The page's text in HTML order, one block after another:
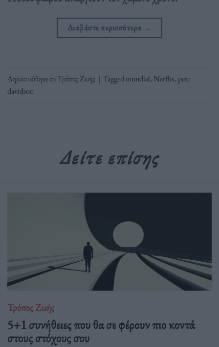
Διαβάστε περισσότερα →
Δημοσιεύθηκε σεΤρόπος Ζωής | Taggedmundial, Netflix, pete
davidson
Δείτε επίσης
Τρόπος Ζωής
5+1 συνήθειες που θα σε φέρουν πιο κοντά
στους στόχους σου